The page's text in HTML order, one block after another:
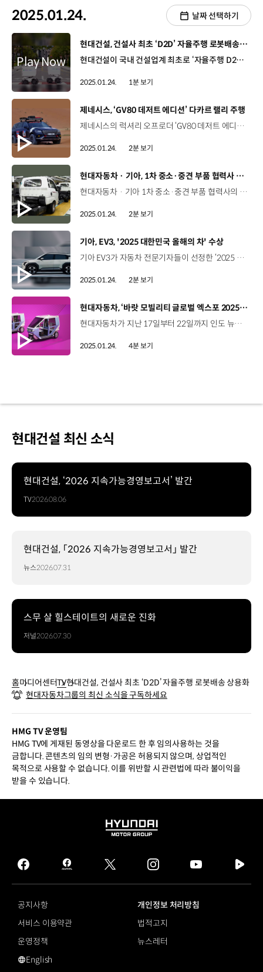
2025.01.24. 날짜 선택하기
[동영상]
현대건설, 건설사 최초 ‘D2D’ 자율주행 로봇배송 상용화
현대건설이 국내 건설업계 최초로 ‘자율주행 D2D 로봇 배송 서비스’를 상용화합니다. 현대자동차그룹 스타트업 ‘모빈’과 공동개발한 자율주행 D2D 로봇 배송 서비스는 오는 6월 준공 예정인 ‘디에이치 대치 에델루이’에 첫 적용되는데요. 국내 건설사 최초로 무선통신 및 관제시스템과 연동되며, 배송 로봇에는 엘리베이터 무인 승하차 기능까지 탑재되어 있어, 도로부터 세대 현관까지 전 구간 이동이 가능합니다. 특히 이번에 업그레이드된 기술에는 로봇 스스로 엘리베이터를 호출하는 등 다양한 상황에서 스스로 판단하고, 결정하는 지능형 기술이 탑재됐습니다. 현대건설은 앞으로도 차별화된 서비스를 통해 로봇 친화형 주거 문화를 선도해 나갈 예정입니다.
2025.01.24. 1분 보기
[동영상]
제네시스, ‘GV80 데저트 에디션’ 다카르 랠리 주행
제네시스의 럭셔리 오프로더 ‘GV80 데저트 에디션’이 ‘2025 다카르 랠리(Dakar Rally)’에 참가해 사막 길을 6,000km 이상 달렸습니다. 다카르 랠리는 극한의 조건 속에서 장거리 코스를 달리는 ‘세계에서 가장 험난한 오프로드 레이스’로 유명한데요. 다카르 랠리 개최 직전에 공개된 ‘GV80 데저트 에디션’은 브랜드 파트너인 재키 익스의 업적과 도전 정신을 기리는 동시에 그의 80번째 생일을 기념하고자 특별히 제작한 헌정 모델로, 차고와 댐핑(Damping) 설정이 가능한 커스텀 서스펜션 등 험로 주행에 최적화된 튜닝으로 우수한 주행 성능을 갖췄습니다. 또한 디자인 측면에서는 재키 익스가 현역 시절 사용한 헬멧 디자인을 활용해 특별한 디자인 요소 등을 적용하고, 확장된 전면 및 후면부 펜더, 비드락 단조 휠 등을 장착한 것이 특징인데요. 특히 42년만에 다카르 랠리에 명예 선수로 참가한 재키 익스가 ‘GV80 데저트 에디션’으로 직접 사막 코스를 주행하며, 제네시스가 가진 무한한 가능성을 전 세계에 알렸습니다.
2025.01.24. 2분 보기
[동영상]
현대자동차 · 기아, 1차 중소·중견 부품 협력사 매출 90조 돌파
현대자동차 · 기아 1차 중소·중견 부품 협력사의 2023년 매출액이 사상 처음으로 90조 원을 돌파했습니다. 매출액 분석은 현대자동차·기아에 직접 부품을 납품하는 협력사들 중, 237개 중소·중견 부품업체의 2023년 경영실적을 대상으로 이뤄졌는데요. 2001년 21조 1,837억 원이던 매출액은 2023년 4.3배 성장한 90조 2,970억 원을 달성하며, 같은 기간 현대자동차의 매출액인 78조 338억 원 보다 12조 원 이상 많은 수치를 기록했습니다. 현대자동차·기아와 함께 자동차산업 밸류체인에 있는 부품 협력사의 외형과 내실이 성장함에 따라 한국자동차산업의 전체 규모의 확대는 물론, 국가경제에 미치는 기여도도 커지고 있는데요, 한국은행 산업연관표를 활용해 분석 대상 237개 부품 협력사의 매출액을 기준으로 국가경제 파급효과를 추계한 결과, 생산유발효과는 237조 8,000여억 원, 부가가치유발효과는 55조 6,000여억 원에 달했고 취업유발효과는 60여만 명에 이르는 것으로 나타났습니다. 현대자동차·기아는 앞으로도 경영 개선, 전동화시대를 대비한 사업 다각화, 우수 인재 채용, ESG 관리체계 구축 등 협력사에 대한 다각적 지원을 펼치고, 글로벌 주요 지역에 동반 진출하는 등 협력사의 지속성장을 지원할 예정입니다.
2025.01.24. 2분 보기
[동영상]
기아, EV3, '2025 대한민국 올해의 차' 수상
기아 EV3가 자동차 전문기자들이 선정한 ‘2025 대한민국 올해의 차’ 와 ‘올해의 EV SUV’에 이름을 올리며 2관왕을 차지했습니다. 한국자동차전문기자협회는 지난 15일부터 이틀간 디자인, 퍼포먼스 등 5개 부문에 대해 실차 테스트를 진행하고 수상작을 최종 선정했는데요. 총점 7,351점을 기록하며 최고의 자리에 오른 EV3는 실내⋅외 V2L 기능 등 전기차 주요 강점은 유지하면서도 크기를 줄이고, 가격을 낮춰 전기차 대중화에 기여했습니다. 또한 81.4kWh 대용량 배터리와 최대 350kW급 초급속 충전을 지원하고, 1회 충전으로 최대 501km를 주행할 수 있어 주행가능거리에 대한 소비자들의 두려움까지 해소했다는 평가를 받았습니다. 현대자동차그룹은 지난 2022년 기아 EV6, 2024년 현대 아이오닉 5 N에 이어 EV3 까지 또 한번 ‘올해의 차’에 이름을 올리며, 뛰어난 전기차 기술력을 입증했습니다.
2025.01.24. 2분 보기
[동영상]
현대자동차, ‘바랏 모빌리티 글로벌 엑스포 2025’ 참가
현대자동차가 지난 17일부터 22일까지 인도 뉴델리에서 열린 '바랏 모빌리티 글로벌 엑스포 2025’에 참가해 크레타 일렉트릭을 선보이는 한편, 마이크로모빌리티 비전과 콘셉트카를 공개했습니다. 우선, 현대자동차는 지난 17일, 인도법인 최초의 현지 생산 EV 모델인 크레타 일렉트릭을 선보였습니다. 크레타 일렉트릭은 인도인들에게 사랑받는 SUV인 크레타를 기반으로 한 모델로, 스포티한 디자인에 현대자동차의 전동화 기술력과 상품성이 더해져 많은 기대를 받고 있는데요. 픽셀화된 그래픽 그릴과 범퍼, 그릴 중앙부 로고에 위치한 충전 플랩을 통해 하이테크한 디자인을 강조했습니다. 뿐만 아니라 V2L 과 차량 내 결제 시스템 등을 통해 고객 편의성을 높이고, 액티브 에어 플랩 기술을 바탕으로 차량의 주요 부품을 효과적으로 냉각해 에너지 효율도 극대화했습니다. 크레타 일렉트릭은 최대 390km 주행 가능한 42kWh와 473km 주행 가능한 51.4kWh, 두 가지 배터리 팩을 선택할 수 있습니다. Siddharth Vinayak Patankar 기자 / Ackodrive크레타는 인도에서 크게 성공한 차량이면서 매우 친숙한 모델입니다. 기존 크레타 모델과 비교해서 달라진 좌석 디자인이나 센터 콘솔과 같은 실내 디자인이 가장 마음에 듭니다. I think the fact that this is a Creta blockbuster brand, the familiarity of the vehicle is very much there but the interior, you know, the way the seats have been designed or redesigned, the way you have the floating center console to me the difference of the cabin between the ICE and the EV version that’s what I like the most. Hormazd Sorabjee 기자 / AUTOCAR INDIA크레타 내연기관 차량을 본 적 있기 때문에, 크레타 일렉트릭에 대한 많은 기대를 했습니다. 크레타 일렉트릭이 운전을 더욱 쉽고 부드럽게 할 수 있도록 만들어 줄 것으로 기대합니다Well, Creta EV we’ve seen the cars so obviously being the EV variant of something like the Creta, one expects a lot of one has a lot of anticipation. (Q3)I think it is very smooth. I think the way it kind of gradually picks up in a very linear way makes driving quite easy. 현대자동차는 행사 이틀째인 지난 18일, 마이크로모빌리티 이용률이 높은 인도 현지 특성에 맞게 친환경적이고 안전한 마이크로모빌리티를 보급해 이동 편의를 향상시키겠다는 미래 비전을 공개했는데요. 인도를 향한 사회 공헌 의지를 담은 마이크로모빌리티 콘셉트카도 함께 선보였습니다. 현대자동차가 공개한 3륜 및 마이크로 4륜 EV 콘셉트는 교통량이 많고 폭우가 잦은 현지 상황에 유연하게 대응할 수 있도록 콤팩트한 사이즈를 갖추고 탁월한 주행감과 안전성을 확보했습니다. 구체적으로 각진 앞유리로 가시성과 충돌 보호 기능을 향상시켰고, 평평한 바닥과 폭넓은 휠베이스를 통해 탑승객의 이동 편의도 강화했습니다. 현대자동차는 인도의 3륜 차량 생산 업체인 TVS 모터와의 협업을 통해 차별화된 마이크로모빌리티를 개발하고 생산, 판매할 계획입니다. 현대자동차는 앞으로도 크레타 일렉트릭과 마이크로모빌리티 등 현지 맞춤형 모빌리티 솔루션으로 인도 시장을 선도해 나갈 계획입니다.
2025.01.24. 4분 보기
현대건설 최신 소식
현대건설, ‘2026 지속가능경영보고서’ 발간
TV2026.08.06
현대건설, 「2026 지속가능경영보고서」 발간
뉴스2026.07.31
스무 살 힐스테이트의 새로운 진화
저널2026.07.30
홈미디어센터TV현대건설, 건설사 최초 ‘D2D’ 자율주행 로봇배송 상용화
현대자동차그룹의 최신 소식을 구독하세요
HMG TV 운영팀
HMG TV에 게재된 동영상을 다운로드 한 후 임의사용하는 것을
금합니다. 콘텐츠의 임의 변형·가공은 허용되지 않으며, 상업적인
목적으로 사용할 수 없습니다. 이를 위반할 시 관련법에 따라 불이익을
받을 수 있습니다.
HYUNDAI
GROUP
facebook
hmg
journal
twitter instagram
tv
공지사항
개인정보 처리방침
서비스 이용약관
법적고지
운영정책
뉴스레터
영문 사이트로 이동
English